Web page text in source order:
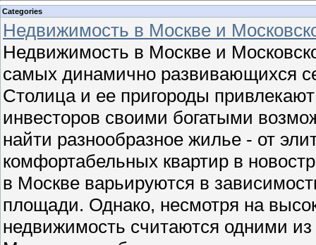
Categories
Недвижимость в Москве и
Недвижимость в Москве и
самых динамично развивающихся
Столица и ее пригороды
инвесторов своими богатыми
найти разнообразное жилье - от
комфортабельных квартир в
в Москве варьируются в
площади. Однако, несмотря на
недвижимость считаются одними